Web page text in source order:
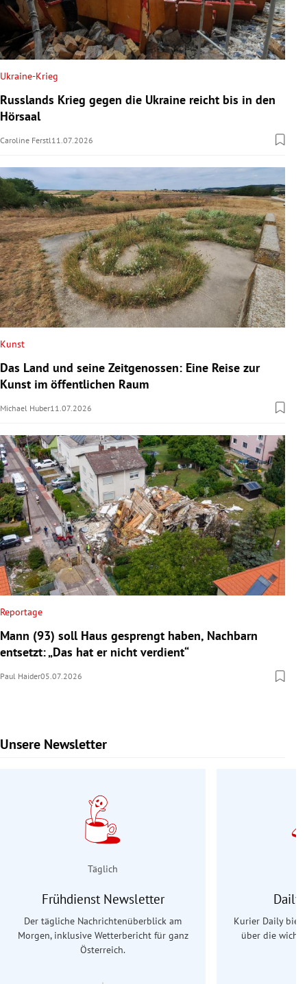
Ukraine-Krieg
Russlands Krieg gegen die Ukraine reicht bis in den
Hörsaal
Caroline Ferstl 11.07.2026
Kunst
Das Land und seine Zeitgenossen: Eine Reise zur
Kunst im öffentlichen Raum
Michael Huber11.07.2026
Reportage
Mann (93) soll Haus gesprengt haben, Nachbarn
entsetzt: „Das hat er nicht verdient“
Paul Haider05.07.2026
Unsere Newsletter
Slide 1 von 9
Täglich
Frühdienst Newsletter
Der tägliche Nachrichtenüberblick am
Morgen, inklusive Wetterbericht für ganz
Österreich.
Daily
Kurier Daily
über die